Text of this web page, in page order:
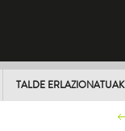
TALDE ERLAZIONATUAK